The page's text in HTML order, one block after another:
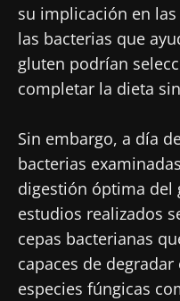
su implicación en las
las bacterias que
gluten podrían
completar la dieta
Sin embargo, a día
bacterias
digestión óptima del
estudios realizados
cepas bacterianas
capaces de
especies fúngicas